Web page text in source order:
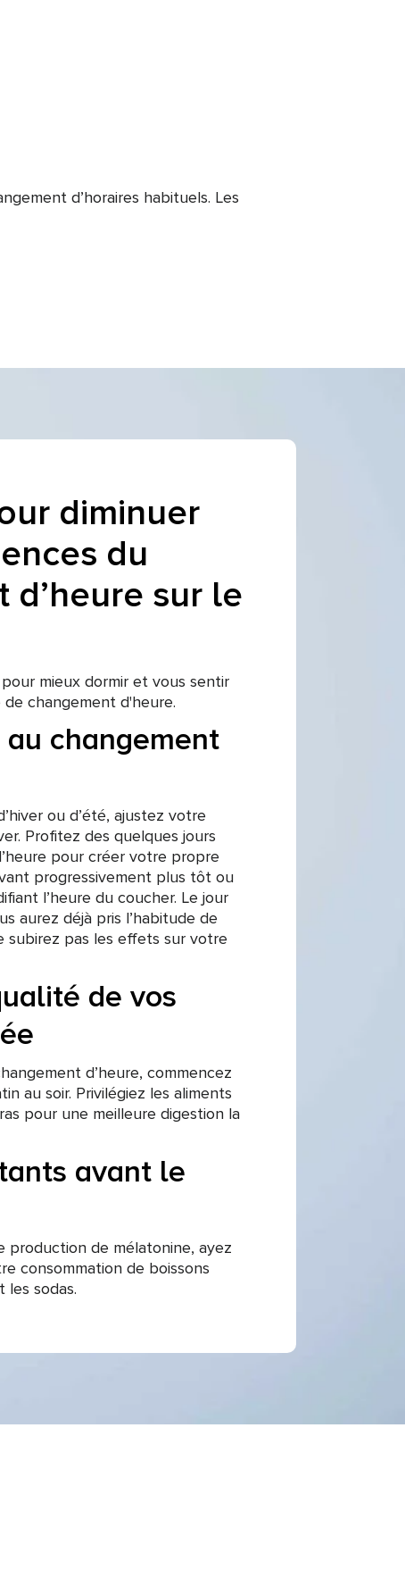
d’horaires habituels. Les
diminuer
du
d’heure sur le
mieux dormir et vous sentir
changement d'heure.
au changement
ou d’été, ajustez votre
Profitez des quelques jours
pour créer votre propre
progressivement plus tôt ou
l’heure du coucher. Le jour
aurez déjà pris l’habitude de
subirez pas les effets sur votre
de vos
d’heure, commencez
au soir. Privilégiez les aliments
pour une meilleure digestion la
avant le
de mélatonine, ayez
consommation de boissons
les sodas.